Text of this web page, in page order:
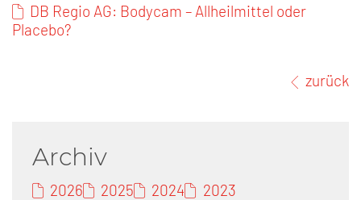
DB Regio AG: Bodycam – Allheilmittel oder
Placebo?
zurück
Archiv
2026 2025 2024 2023